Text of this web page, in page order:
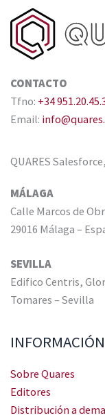
CONTACTO
Tfno: +34
Email:
QUARES
MÁLAGA
Calle Marcos de
29016 Málaga –
SEVILLA
Edifico Centris,
Tomares – Sevilla
INFORMACIÓN
Sobre Quares
Editores
Distribución a